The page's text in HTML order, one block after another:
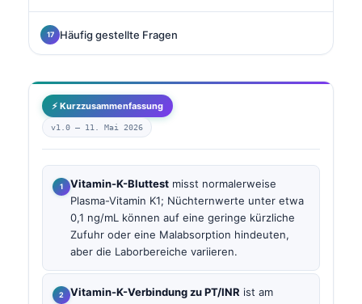
Häufig gestellte Fragen
⚡ Kurzzusammenfassung
v1.0 — 11. Mai 2026
Vitamin-K-Bluttest misst normalerweise
Plasma-Vitamin K1; Nüchternwerte unter etwa
0,1 ng/mL können auf eine geringe kürzliche
Zufuhr oder eine Malabsorption hindeuten,
aber die Laborbereiche variieren.
Vitamin-K-Verbindung zu PT/INR ist am